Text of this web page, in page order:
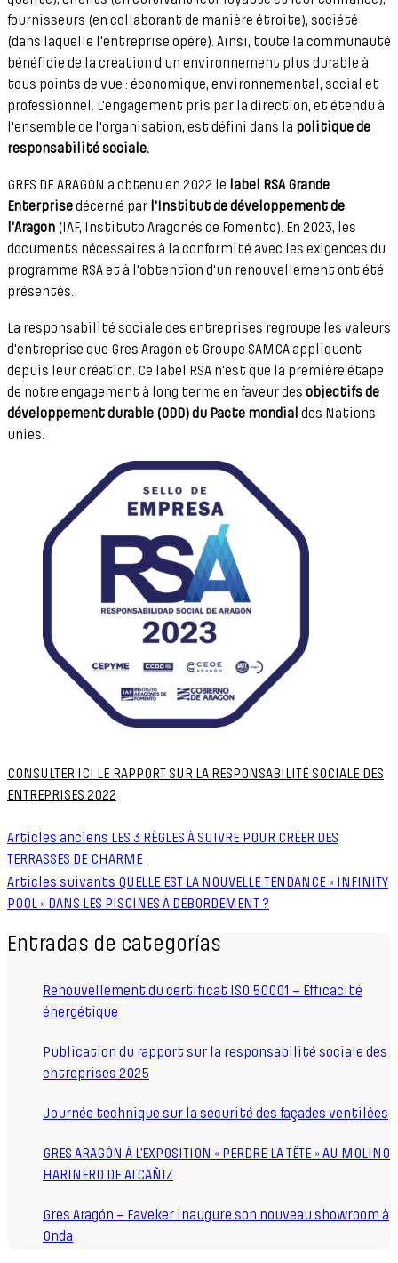
fournisseurs (en collaborant de manière étroite), société
(dans laquelle l'entreprise opère). Ainsi, toute la communauté
bénéficie de la création d'un environnement plus durable à
tous points de vue : économique, environnemental, social et
professionnel. L'engagement pris par la direction, et étendu à
l'ensemble de l'organisation, est défini dans la politique de
responsabilité sociale.
GRES DE ARAGÓN a obtenu en 2022 le label RSA Grande
Enterprisedécerné par l'Institut de développement de
l'Aragon (IAF, Instituto Aragonés de Fomento). En 2023, les
documents nécessaires à la conformité avec les exigences du
programme RSA et à l'obtention d'un renouvellement ont été
présentés.
La responsabilité sociale des entreprises regroupe les valeurs
d'entreprise que Gres Aragón et Groupe SAMCA appliquent
depuis leur création. Ce label RSA n'est que la première étape
de notre engagement à long terme en faveur des objectifs de
développement durable (ODD) du Pacte mondial des Nations
unies.
CONSULTER ICI LE RAPPORT SUR LA RESPONSABILITÉ SOCIALE DES
ENTREPRISES 2022
Articles anciens LES 3 RÈGLES À SUIVRE POUR CRÉER DES
TERRASSES DE CHARME
Articles suivants QUELLE EST LA NOUVELLE TENDANCE « INFINITY
POOL » DANS LES PISCINES À DÉBORDEMENT ?
Entradas de categorías
Renouvellement du certificat ISO 50001 – Efficacité
énergétique
Publication du rapport sur la responsabilité sociale des
entreprises 2025
Journée technique sur la sécurité des façades ventilées
GRES ARAGÓN À L’EXPOSITION « PERDRE LA TÊTE » AU MOLINO
HARINERO DE ALCAÑIZ
Gres Aragón – Faveker inaugure son nouveau showroom à
Onda